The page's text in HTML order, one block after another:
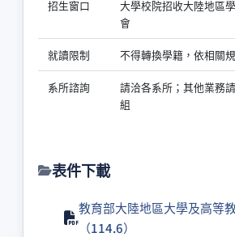
招生窗口
大學校院招收大陸地區
會
就讀限制 不得轉換學籍，依相關
系所諮詢
請洽各系所；其他業務
組
表件下載
教育部大陸地區大學及高等
（114.6）